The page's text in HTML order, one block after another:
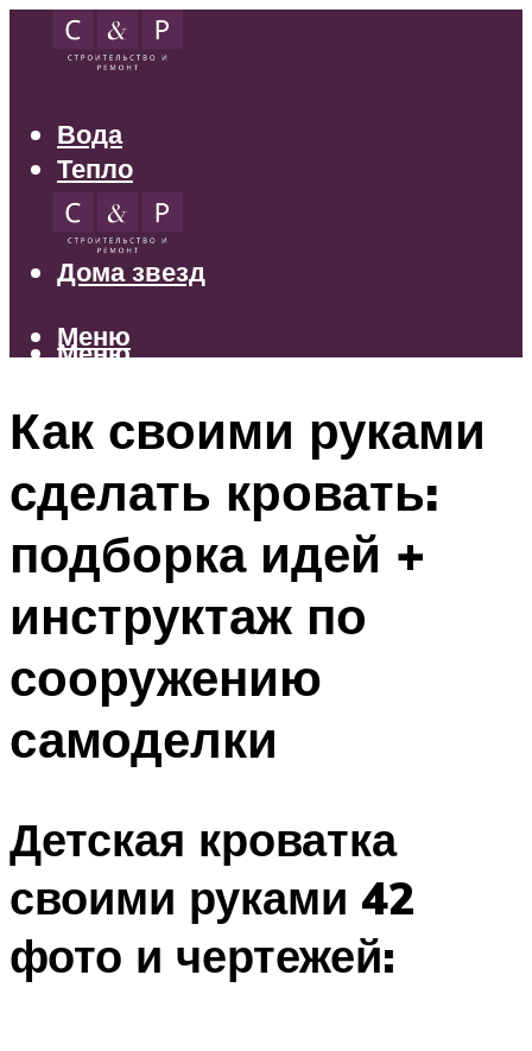
Вода
Тепло
Электрика
Свет
Дома звезд
Меню
Меню
Как своими руками
сделать кровать:
подборка идей +
инструктаж по
сооружению
самоделки
Детская кроватка
своими руками 42
фото и чертежей: